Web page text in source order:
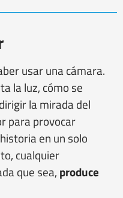
usar una cámara.
la luz, cómo se
la mirada del
para provocar
en un solo
cualquier
que sea, produce